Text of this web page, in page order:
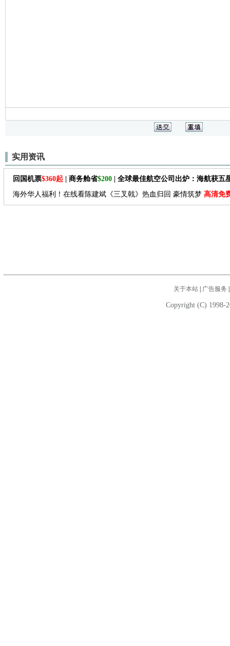
实用资讯
回国机票$360起 | 商务舱省$200 | 全球最佳航空公司出炉：海航获五
海外华人福利！在线看陈建斌《三叉戟》热血归回 豪情筑梦 高清免
关于本站| 广告服务
Copyright (C) 1998-